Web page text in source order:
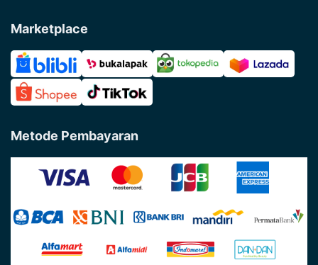
Marketplace
Metode Pembayaran